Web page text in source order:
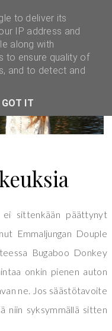
ei sittenkään päättynyt
Emmaljungan Douple
Bugaboo Donkey
onkin pienen auton
ne. Jos säästötavoite
niin syksymmällä sitten
to deliver its
IP address and
along with
to ensure quality of
and to detect and
GOT IT